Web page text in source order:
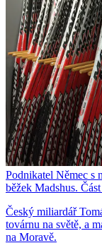
Podnikatel Němec s
běžek Madshus.
Český miliardář
továrnu na světě, a
na Moravě.